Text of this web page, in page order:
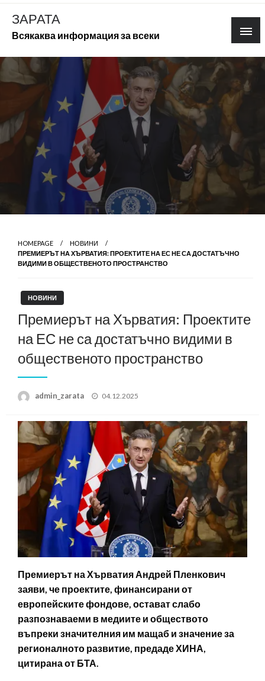
Skip
content
ЗАРАТА
Всякаква информация за всеки
HOMEPAGE
НОВИНИ
ПРЕМИЕРЪТ НА ХЪРВАТИЯ: ПРОЕКТИТЕ НА ЕС НЕ СА ДОСТАТЪЧНО
ВИДИМИ В ОБЩЕСТВЕНОТО ПРОСТРАНСТВО
НОВИНИ
Премиерът на Хърватия: Проектите
на ЕС не са достатъчно видими в
общественото пространство
admin_zarata
Posted
04.12.2025
Премиерът на Хърватия Андрей Пленкович
заяви, че проектите, финансирани от
европейските фондове, остават слабо
разпознаваеми в медиите и обществото
въпреки значителния им мащаб и значение за
регионалното развитие, предаде ХИНА,
цитирана от БТА.